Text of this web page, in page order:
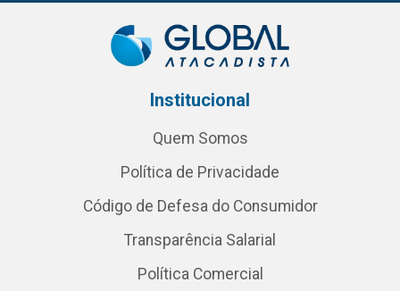
Institucional
Quem Somos
Política de Privacidade
Código de Defesa do Consumidor
Transparência Salarial
Política Comercial